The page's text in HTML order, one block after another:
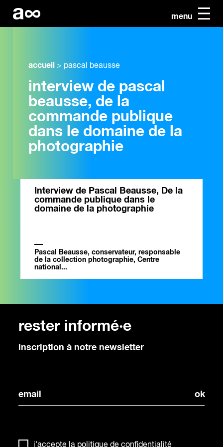
menu
accueil > pascal beausse
interview de pascal
beausse, de la
commande publique
dans le domaine de la
photographie
Interview de Pascal Beausse, De la
commande publique dans le
domaine de la photographie
Pascal Beausse, conservateur, responsable
de la collection photographie, Centre
national...
rester informé·e
inscription à notre newsletter
j'accepte la politique de confidentialité